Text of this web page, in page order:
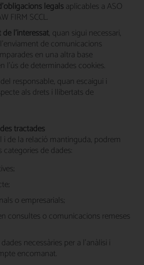
legalsaplicables a ASO
FIRM SCCL.
l'interessat, quan sigui necessari,
de comunicacions
en una altra base
l'ús de determinades cookies.
del responsable, quan escaigui i
als drets i llibertats de
tractades
i de la relació mantinguda, podrem
de dades:
o empresarials;
consultes o comunicacions remeses
necessàries per a l'anàlisi i
encomanat.